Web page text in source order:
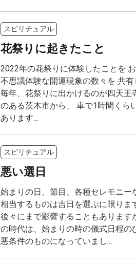
スピリチュアル
花祭りに起きたこと
2022年の花祭りに体験したことを
不思議体験な開運現象の数々を 共
毎年、花祭りに出かけるのが四天王
のある茨木市から、 車で1時間くら
あります...
スピリチュアル
悪い選日
始まりの日、節目、各種セレモニー
相当するものは吉日を選ぶに限りま
後々にまで影響することもあります
の時代は、始まりの時の儀式日程の
悪条件のものになっていまし...